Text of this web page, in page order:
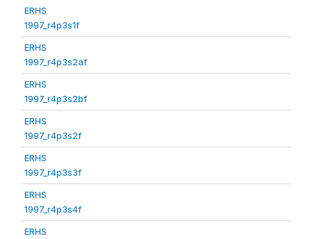
ERHS
1997_r4p3s1f
ERHS
1997_r4p3s2af
ERHS
1997_r4p3s2bf
ERHS
1997_r4p3s2f
ERHS
1997_r4p3s3f
ERHS
1997_r4p3s4f
ERHS